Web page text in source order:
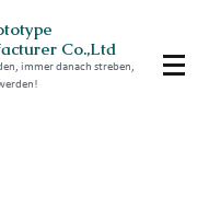
Co.,Ltd
immer danach streben,